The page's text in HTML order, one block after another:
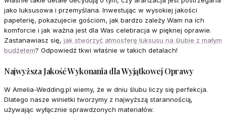
jako luksusowa i przemyślana. Inwestując w wysokiej jakości
papeterię, pokazujecie gościom, jak bardzo zależy Wam na ich
komforcie i jak ważna jest dla Was celebracja w pięknej oprawie.
Zastanawiasz się, jak stworzyć atmosferę luksusu na ślubie z małym
budżetem? Odpowiedź tkwi właśnie w takich detalach!
Najwyższa Jakość Wykonania dla Wyjątkowej Oprawy
W Amelia-Wedding.pl wiemy, że w dniu ślubu liczy się perfekcja.
Dlatego nasze winietki tworzymy z najwyższą starannością,
używając wyłącznie sprawdzonych materiałów.